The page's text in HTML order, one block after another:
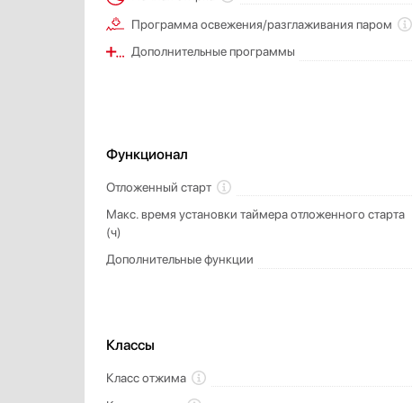
Программа освежения/разглаживания паром
Дополнительные программы
Функционал
Отложенный старт
Макс. время установки таймера отложенного старта
(ч)
Дополнительные функции
Классы
Класс отжима